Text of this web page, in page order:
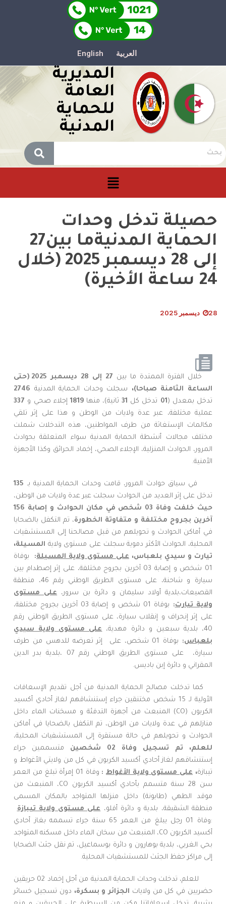
العربية English
المديرية
العامة
للحماية
المدنية
حصيلة تدخل وحدات
الحماية المدنيةما بين27
إلى 28 ديسمبر 2025 (خلال
24 ساعة الأخيرة)
28 ديسمبر 2025
خلال الفترة الممتدة ما بين
27 إلى 28 ديسمبر 2025 (حتى
الساعة الثامنة صباحا)، سجلت وحدات الحماية المدنية 2746
تدخل بمعدل (01 تدخل كل 31ثانية)، منها1819 إجلاء صحي و 337
عملية مختلفة، عبر عدة ولايات من الوطن و هذا على إثر تلقي
مكالمات الإستغاثة من طرف المواطنين، هذه التدخلات شملت
مختلف مجالات أنشطة الحماية المدنية سواء المتعلقة بحوادث
المرور، الحوادث المنزلية، الإجلاء الصحي، إخماد الحرائق وكذا الأجهزة
الأمنية.
في سياق حوادث المرور، قامت وحدات الحماية المدنية بـ 135
تدخل على إثر العديد من الحوادث سجلت عبر عدة ولايات من الوطن،
حيث خلفت وفاة 03 شخص في مكان الحوادث و
إصابة 156
آخرين بجروح مختلفة و متفاوتة الخطورة، تم التكفل بالضحايا
في أماكن الحوادث و تحويلهم من قبل مصالحنا إلى المستشفيات
المحلية، الحوادث الأكثر دموية سجلت على مستوى ولاية المسيلة،
تيارت و سيدي بلعباس، على مستوى ولاية المسيلة: بوفاة
01 شخص و إصابة 03 آخرين بجروح مختلفة، على إثر إصطدام بين
سيارة و شاحنة، على مستوى الطريق الوطني رقم 46، منطقة
القصيعات،بلدية أولاد سليمان و دائرة بن سرور،على مستوى
ولاية تيارت:
بوفاة 01 شخص و إصابة 03 آخرين بجروح مختلفة،
على إثر إنحراف و إنقلاب سيارة، على مستوى الطريق الوطني رقم
40، بلدية سبعين و دائرة مهدية،
على مستوى ولاية سيدي
بلعباس:
بوفاة 01 شخص، على إثر تعرضه للدهس من طرف
سيارة، على مستوى الطريق الوطني رقم 07 ،بلدية بدر الدين
المقراني و دائرة إبن باديس.
كما تدخلت مصالح الحماية المدنية من أجل تقديم الإسعافات
الأولية لـ 15 شخص مختنقين جراء إستنشاقهم لغاز أحادي أكسيد
الكربون (CO) المنبعث من أجهزة التدفئة و مسخنات الماء داخل
منازلهم في عدة ولايات من الوطن، تم التكفل بالضحايا في أماكن
الحوادث و تحويلهم في حالة مستقرة إلى المستشفيات المحلية،
للعلم، تم تسجيل وفاة 02 شخصين
متسممين جراء
إستنشاقهم لغاز أحادي أكسيد الكربون في كل من ولايتي الأغواط و
تيبازة، على مستوى ولاية الأغواط :
وفاة 01 إمرأة تبلغ من العمر
سن 28 سنة متسمم بأحادي أكسيد الكربون CO، المنبعث من
موقد الطهي (طابونة) داخل منزلها المتواجد بالمكان المسمى
منطقة الشقيقة، بلدية و دائرة أفلو،على مستوى ولاية تيبازة
:وفاة 01 رجل يبلغ من العمر 65 سنة جراء تسممه بغاز أحادي
أكسيد الكربون CO، المنبعث من سخان الماء داخل مسكنه المتواجد
بحي الغربي، بلدية بوهارون و دائرة بوسماعيل، تم نقل جثث الضحايا
إلى مراكز حفظ الجثث للمستشفيات المحلية.
للعلم، تدخلت وحدات الحماية المدنية من أجل إخماد 02 حريقين
حضريين في كل من ولايات الجزائر و بسكرة، دون تسجيل خسائر